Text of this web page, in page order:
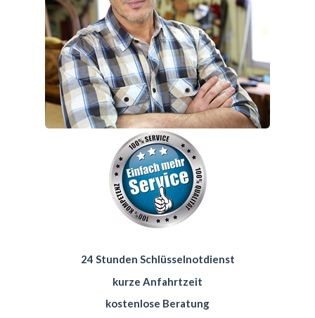
24 Stunden Schlüsselnotdienst
kurze Anfahrtzeit
kostenlose Beratung